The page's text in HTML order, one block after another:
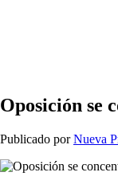
Oposición se
Publicado porNueva